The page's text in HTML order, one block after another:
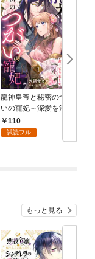
龍神皇帝と秘密のつが
いの寵妃～深愛を注が
れ世継ぎを身ごもりま
した～【分冊版】1話
110
試読フル
もっと見る